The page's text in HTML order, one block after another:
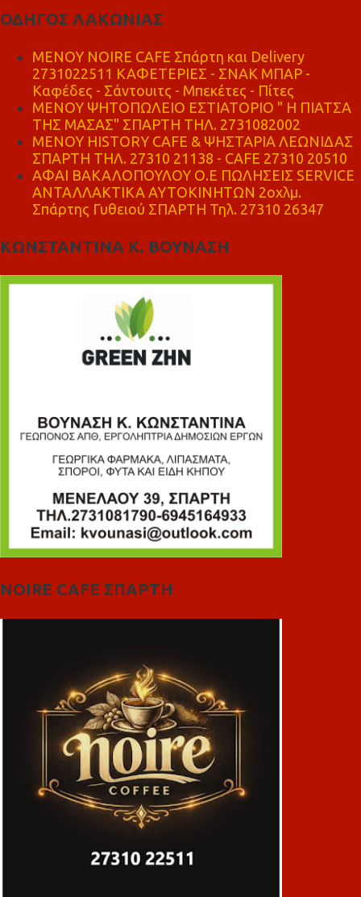
ΟΔΗΓΟΣ ΛΑΚΩΝΙΑΣ
MENOY NOIRE CAFE Σπάρτη και Delivery
2731022511 ΚΑΦΕΤΕΡΙΕΣ - ΣΝΑΚ ΜΠΑΡ -
Καφέδες - Σάντουιτς - Μπεκέτες - Πίτες
ΜΕΝΟΥ ΨΗΤΟΠΩΛΕΙΟ ΕΣΤΙΑΤΟΡΙΟ " Η ΠΙΑΤΣΑ
ΤΗΣ ΜΑΣΑΣ" ΣΠΑΡΤΗ ΤΗΛ. 2731082002
ΜΕΝΟΥ HISTORY CAFE & ΨΗΣΤΑΡΙΑ ΛΕΩΝΙΔΑΣ
ΣΠΑΡΤΗ ΤΗΛ. 27310 21138 - CAFE 27310 20510
ΑΦΑΙ ΒΑΚΑΛΟΠΟΥΛΟΥ Ο.Ε ΠΩΛΗΣΕΙΣ SERVICE
ΑΝΤΑΛΛΑΚΤΙΚΑ ΑΥΤΟΚΙΝΗΤΩΝ 2οχλμ.
Σπάρτης Γυθειού ΣΠΑΡΤΗ Τηλ. 27310 26347
ΚΩΝΣΤΑΝΤΙΝΑ Κ. ΒΟΥΝΑΣΗ
NOIRE CAFE ΣΠΑΡΤΗ